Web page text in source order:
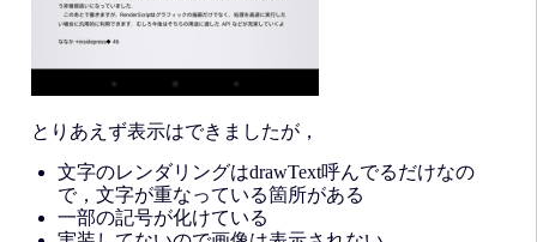
とりあえず表示はできましたが，
文字のレンダリングはdrawText呼んでるだけなの
で，文字が重なっている箇所がある
一部の記号が化けている